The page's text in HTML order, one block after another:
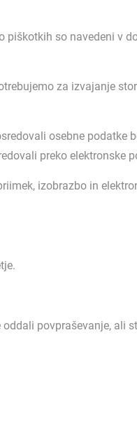
so navedeni v
za izvajanje
osebne podatke
preko elektronske
izobrazbo in
povpraševanje, ali